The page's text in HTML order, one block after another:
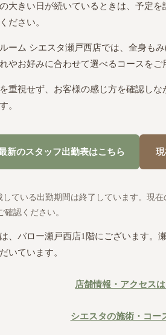
大きい日が続いているときは、予定
ださい。
ーム シエスタ瀬戸西店では、全身も
やお好みに合わせて選べるコースをご
重視せず、お客様の感じ方を確認し
。
新のスタッフ出勤表はこちら
ている出勤期間は終了しています。現
確認ください。
、バロー瀬戸西店1階にございます。
いています。
店舗情報・アクセス
シエスタの施術・コー